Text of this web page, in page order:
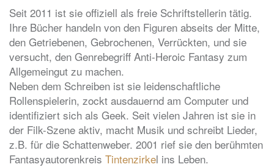
Seit 2011 ist sie offiziell als freie Schriftstellerin tätig.
Ihre Bücher handeln von den Figuren abseits der Mitte,
den Getriebenen, Gebrochenen, Verrückten, und sie
versucht, den Genrebegriff Anti-Heroic Fantasy zum
Allgemeingut zu machen.
Neben dem Schreiben ist sie leidenschaftliche
Rollenspielerin, zockt ausdauernd am Computer und
identifiziert sich als Geek. Seit vielen Jahren ist sie in
der Filk-Szene aktiv, macht Musik und schreibt Lieder,
z.B. für die Schattenweber. 2001 rief sie den berühmten
Fantasyautorenkreis Tintenzirkel ins Leben.